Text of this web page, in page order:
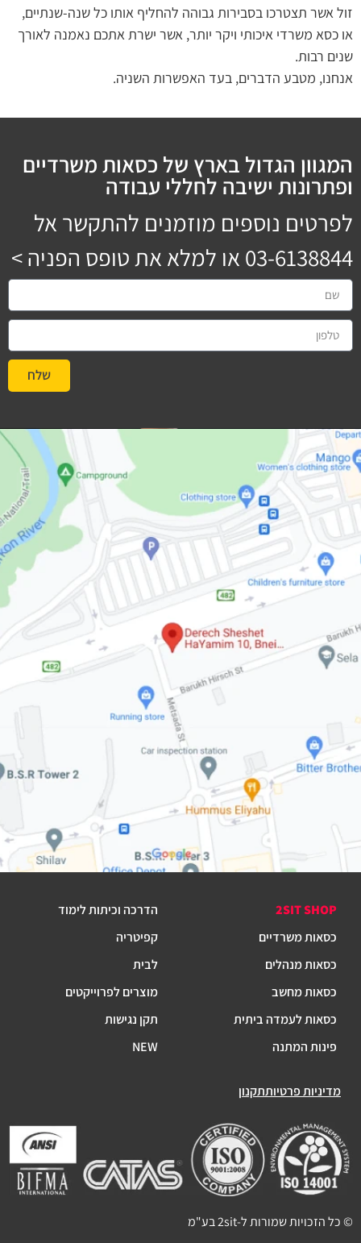
זול אשר תצטרכו בסבירות גבוהה להחליף אותו כל שנה-שנתיים,
או כסא משרדי איכותי ויקר יותר, אשר ישרת אתכם נאמנה לאורך
שנים רבות.
אנחנו, מטבע הדברים, בעד האפשרות השניה.
המגוון הגדול בארץ של כסאות משרדיים
ופתרונות ישיבה לחללי עבודה
לפרטים נוספים מוזמנים להתקשר אל
03-6138844 או למלא את טופס הפניה >
שלח
2SIT SHOP
כסאות משרדיים
כסאות מנהלים
כסאות מחשב
כסאות לעמדה ביתית
פינות המתנה
הדרכה וכיתות לימוד
קפיטריה
לבית
מוצרים לפרוייקטים
תקן נגישות
NEW
מדיניות פרטיותתקנון
© כל הזכויות שמורות ל-2sit בע"מ